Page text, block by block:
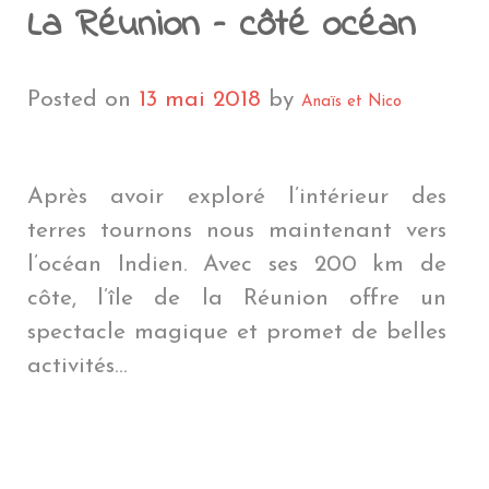
COÛTE UN TOUR DU MONDE ?
LE BLOG
DU VOYAGEUR
DU SUD
THAÏLANDE
HONG KONG
NÉPAL
BOLIVIE
ARGENTINE
BRÉSIL
THAÏLANDE
HONG KONG
BOLIVIE
ARGENTINE
BRÉSIL
La Réunion – côté océan
Posted on 13 mai 2018 by Anaïs et Nico
Après avoir exploré l’intérieur des
terres tournons nous maintenant vers
l’océan Indien. Avec ses 200 km de
côte, l’île de la Réunion offre un
spectacle magique et promet de belles
activités…